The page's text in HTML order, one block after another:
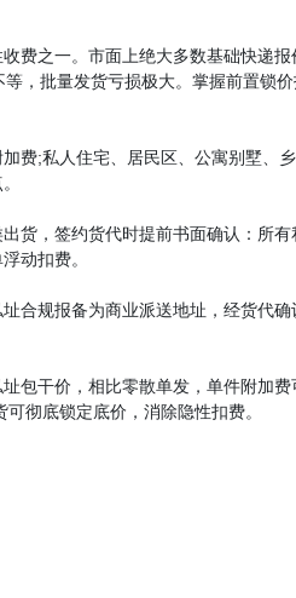
费之一。市面上绝大多数基础快递
，批量发货亏损极大。掌握前置锁
;私人住宅、居民区、公寓别墅、
，签约货代时提前书面确认：所有
动扣费。
规报备为商业派送地址，经货代确
干价，相比零散单发，单件附加费
彻底锁定底价，消除隐性扣费。